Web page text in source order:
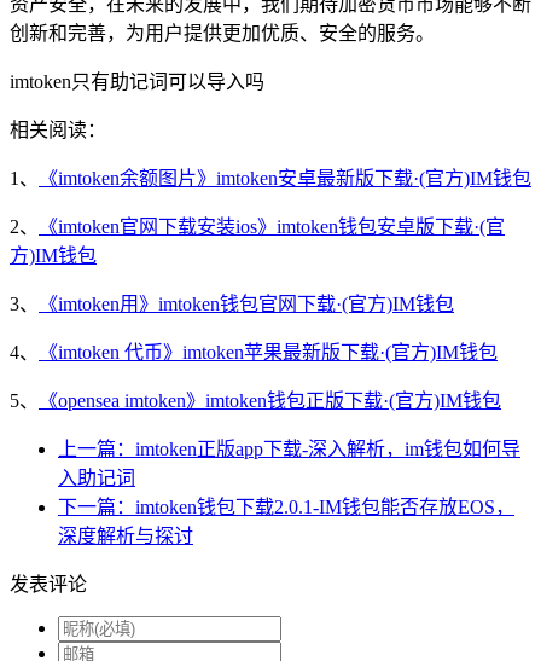
资产安全，在未来的发展中，我们期待加密货币市场能够不断
创新和完善，为用户提供更加优质、安全的服务。
imtoken只有助记词可以导入吗
相关阅读：
1、 《imtoken余额图片》imtoken安卓最新版下载·(官方)IM钱包
2、
《imtoken官网下载安装ios》imtoken钱包安卓版下载·(官
方)IM钱包
3、 《imtoken用》imtoken钱包官网下载·(官方)IM钱包
4、 《imtoken 代币》imtoken苹果最新版下载·(官方)IM钱包
5、 《opensea imtoken》imtoken钱包正版下载·(官方)IM钱包
上一篇：imtoken正版app下载-深入解析，im钱包如何导
入助记词
下一篇：imtoken钱包下载2.0.1-IM钱包能否存放EOS，
深度解析与探讨
发表评论